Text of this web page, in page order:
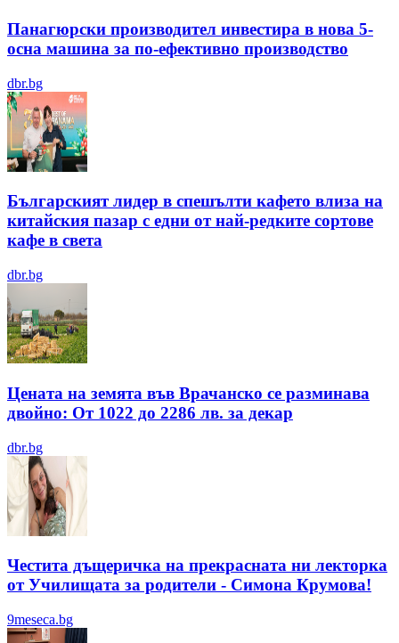
Панагюрски производител инвестира в нова 5-
осна машина за по-ефективно производство
dbr.bg
Българският лидер в спешълти кафето влиза на
китайския пазар с едни от най-редките сортове
кафе в света
dbr.bg
Цената на земята във Врачанско се разминава
двойно: От 1022 до 2286 лв. за декар
dbr.bg
Честита дъщеричка на прекрасната ни лекторка
от Училищата за родители - Симона Крумова!
9meseca.bg